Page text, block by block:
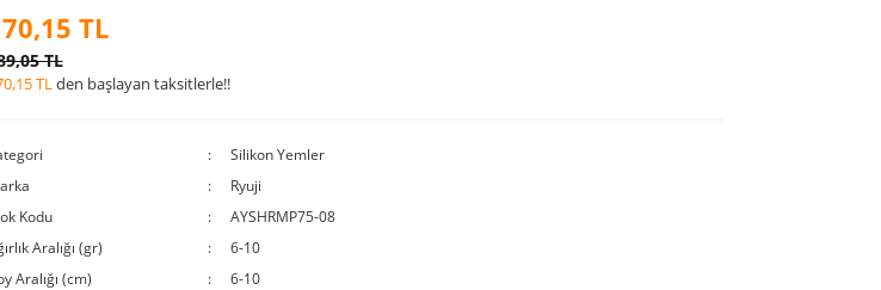
TL
TL
TLden başlayan taksitlerle!!
Silikon Yemler
Ryuji
Kodu
AYSHRMP75-08
Aralığı (gr)
6-10
Aralığı (cm)
6-10